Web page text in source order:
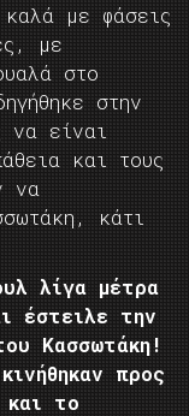
με φάσεις
με
στο
στην
να είναι
και τους
να
κάτι
λίγα μέτρα
έστειλε την
Κασσωτάκη!
προς
το